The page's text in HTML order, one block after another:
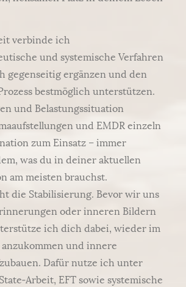
verbinde ich
und systemische Verfahren
gegenseitig ergänzen und den
bestmöglich unterstützen.
und Belastungssituation
und EMDR einzeln
zum Einsatz – immer
was du in deiner aktuellen
am meisten brauchst.
die Stabilisierung. Bevor wir uns
oder inneren Bildern
ich dich dabei, wieder im
und innere
Dafür nutze ich unter
EFT sowie systemische